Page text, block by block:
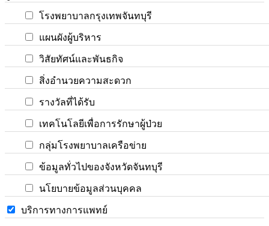
โรงพยาบาลกรุงเทพจันทบุรี
แผนผังผู้บริหาร
วิสัยทัศน์และพันธกิจ
สิ่งอำนวยความสะดวก
รางวัลที่ได้รับ
เทคโนโลยีเพื่อการรักษาผู้ป่วย
กลุ่มโรงพยาบาลเครือข่าย
ข้อมูลทั่วไปของจังหวัดจันทบุรี
นโยบายข้อมูลส่วนบุคคล
บริการทางการแพทย์